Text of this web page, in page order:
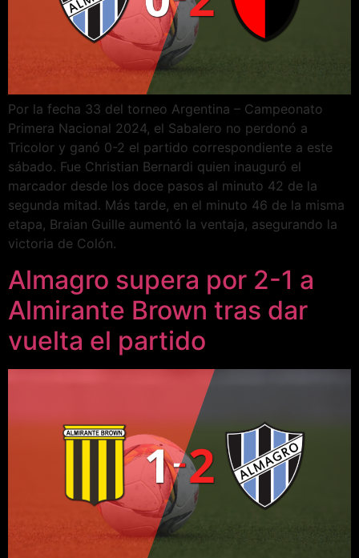
Por la fecha 33 del torneo Argentina – Campeonato
Primera Nacional 2024, el Sabalero no perdonó a
Tricolor y ganó 0-2 el partido correspondiente a este
sábado. Fue Christian Bernardi quien inauguró el
marcador desde los doce pasos al minuto 42 de la
segunda mitad. Más tarde, en el minuto 46 de la misma
etapa, Braian Guille aumentó la ventaja, asegurando la
victoria de Colón.
Almagro supera por 2-1 a
Almirante Brown tras dar
vuelta el partido